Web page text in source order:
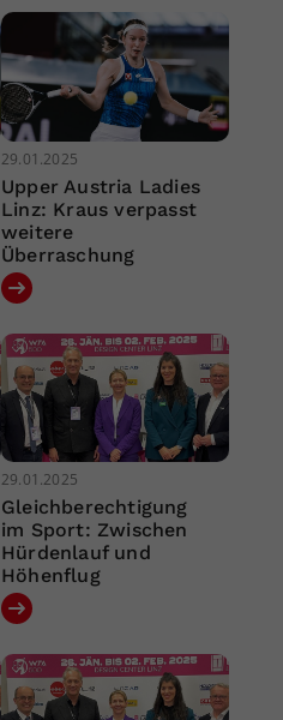
29.01.2025
Upper Austria Ladies
Linz: Kraus verpasst
weitere
Überraschung
29.01.2025
Gleichberechtigung
im Sport: Zwischen
Hürdenlauf und
Höhenflug